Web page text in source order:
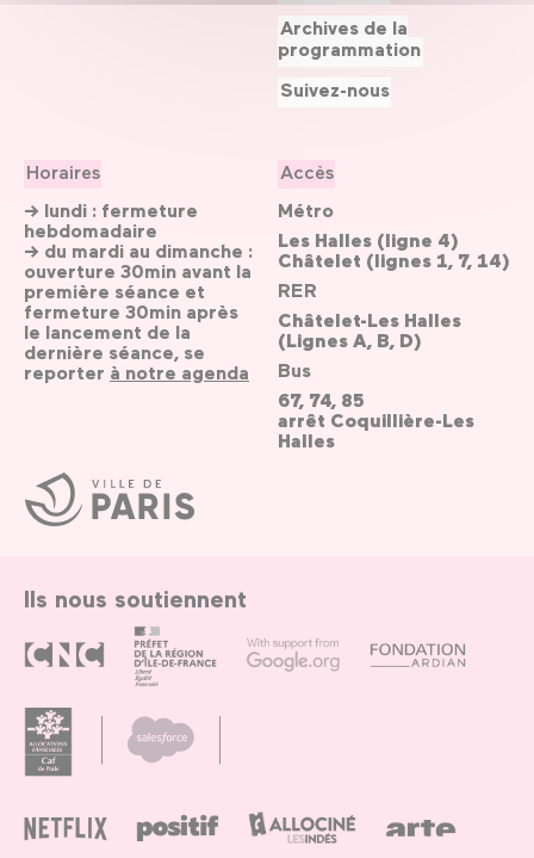
Ville
de
Paris
Horaires
→ lundi : fermeture
hebdomadaire
→ du mardi au dimanche :
ouverture 30min avant la
première séance et
fermeture 30min après
le lancement de la
dernière séance, se
reporter à notre agenda
Accès
Métro
Les Halles (ligne 4)
Châtelet (lignes 1, 7, 14)
RER
Châtelet-Les Halles
(Lignes A, B, D)
Bus
67, 74, 85
arrêt Coquillière-Les
Halles
Archives de la
programmation
Suivez-nous
Ils nous soutiennent